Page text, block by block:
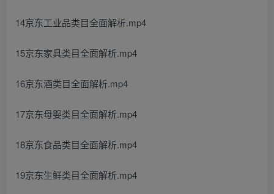
14京东工业品类目全面解析.mp4
15京东家具类目全面解析.mp4
16京东酒类目全面解析.mp4
17京东母婴类目全面解析.mp4
18京东食品类目全面解析.mp4
19京东生鲜类目全面解析.mp4